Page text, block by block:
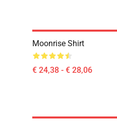
Moonrise Shirt
€ 24,38 - € 28,06